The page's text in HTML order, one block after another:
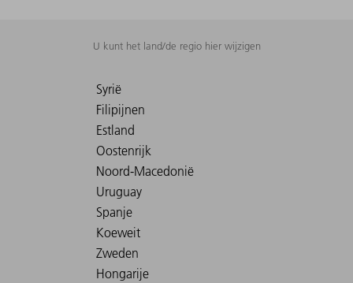
U kunt het land/de regio hier wijzigen